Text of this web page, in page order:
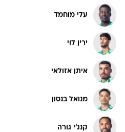
עלי מוחמד
ירין לוי
איתן אזולאי
מנואל בנסון
קנג'י גורה